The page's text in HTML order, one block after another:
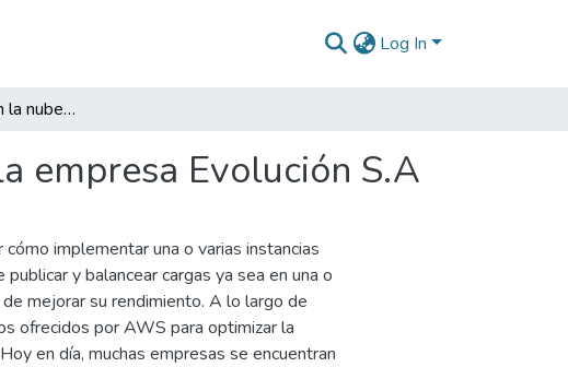
Log In
Solución integral en la nube para la empresa Evolución S.A
empresa Evolución S.A
implementar una o varias instancias
y balancear cargas ya sea en una o
mejorar su rendimiento. A lo largo de
ofrecidos por AWS para optimizar la
en día, muchas empresas se encuentran